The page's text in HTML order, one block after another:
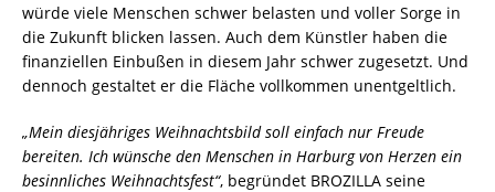
würde viele Menschen schwer belasten und voller Sorge in
die Zukunft blicken lassen. Auch dem Künstler haben die
finanziellen Einbußen in diesem Jahr schwer zugesetzt. Und
dennoch gestaltet er die Fläche vollkommen unentgeltlich.
„Mein diesjähriges Weihnachtsbild soll einfach nur Freude
bereiten. Ich wünsche den Menschen in Harburg von Herzen ein
besinnliches Weihnachtsfest“, begründet BROZILLA seine